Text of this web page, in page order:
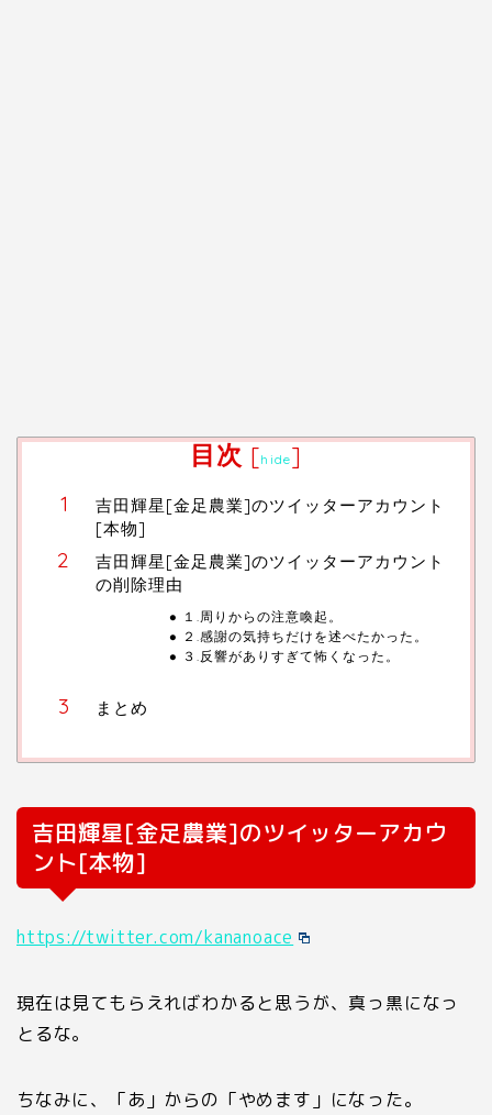
目次 [hide]
吉田輝星[金足農業]のツイッターアカウント
[本物]
吉田輝星[金足農業]のツイッターアカウント
の削除理由
１.周りからの注意喚起。
２.感謝の気持ちだけを述べたかった。
３.反響がありすぎて怖くなった。
まとめ
吉田輝星[金足農業]のツイッターアカウ
ント[本物]
https://twitter.com/kananoace
現在は見てもらえればわかると思うが、真っ黒になっ
とるな。
ちなみに、「あ」からの「やめます」になった。